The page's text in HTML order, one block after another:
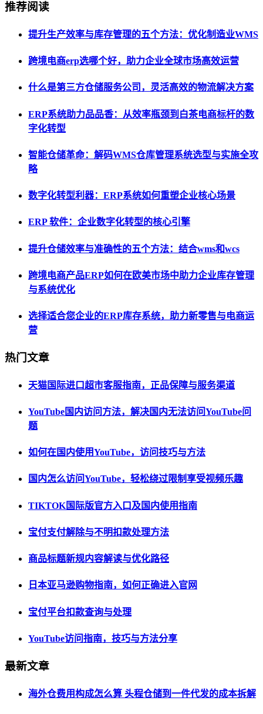
推荐阅读
提升生产效率与库存管理的五个方法：优化制造业WMS
跨境电商erp选哪个好，助力企业全球市场高效运营
什么是第三方仓储服务公司，灵活高效的物流解决方案
ERP系统助力品品香：从效率瓶颈到白茶电商标杆的数
字化转型
智能仓储革命：解码WMS仓库管理系统选型与实施全攻
略
数字化转型利器：ERP系统如何重塑企业核心场景
ERP 软件：企业数字化转型的核心引擎
提升仓储效率与准确性的五个方法：结合wms和wcs
跨境电商产品ERP如何在欧美市场中助力企业库存管理
与系统优化
选择适合您企业的ERP库存系统，助力新零售与电商运
营
热门文章
天猫国际进口超市客服指南，正品保障与服务渠道
YouTube国内访问方法，解决国内无法访问YouTube问
题
如何在国内使用YouTube，访问技巧与方法
国内怎么访问YouTube，轻松绕过限制享受视频乐趣
TIKTOK国际版官方入口及国内使用指南
宝付支付解除与不明扣款处理方法
商品标题新规内容解读与优化路径
日本亚马逊购物指南，如何正确进入官网
宝付平台扣款查询与处理
YouTube访问指南，技巧与方法分享
最新文章
海外仓费用构成怎么算 头程仓储到一件代发的成本拆解